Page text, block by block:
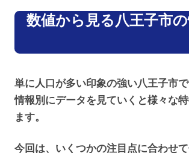
数値から見る八王子市
単に人口が多い印象の強い八王子市
情報別にデータを見ていくと様々な
ます。
今回は、いくつかの注目点に合わせ